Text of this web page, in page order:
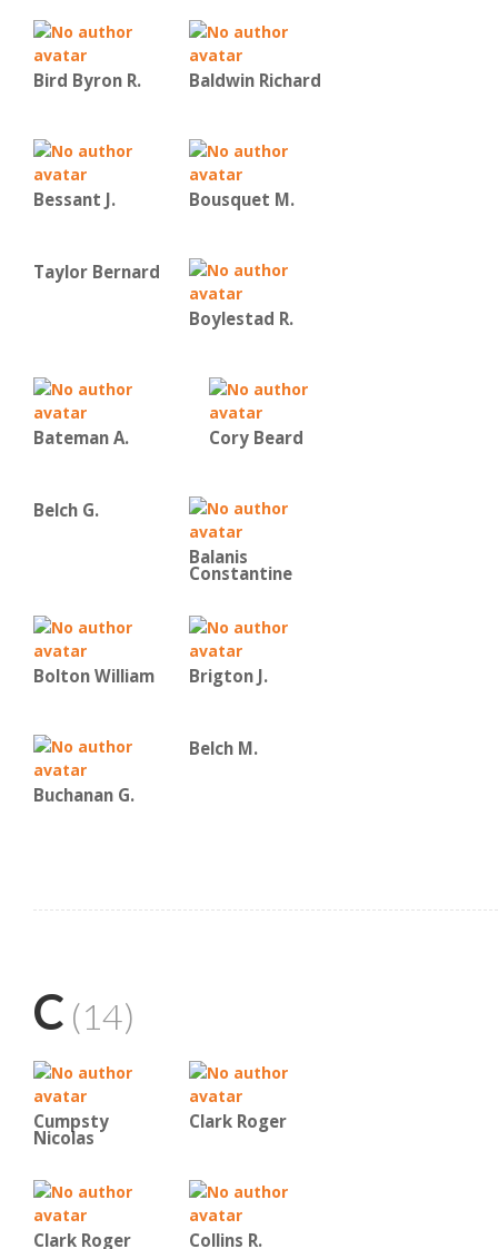
Bird Byron R. Baldwin Richard
Bessant J. Bousquet M.
Taylor Bernard
Boylestad R.
Bateman Α. Cory Beard
Belch G.
Balanis
Constantine
Bolton William Brigton J.
Buchanan G.
Belch M.
C (14)
Cumpsty
Nicolas
Clark Roger
Clark Roger Collins R.